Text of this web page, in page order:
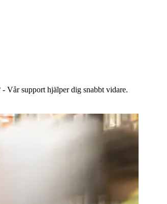
Vår support hjälper dig snabbt vidare.